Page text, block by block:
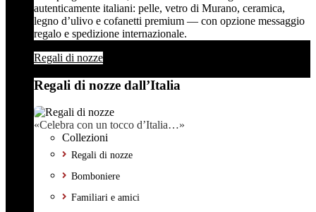
autenticamente italiani: pelle, vetro di Murano, ceramica,
legno d’ulivo e cofanetti premium — con opzione messaggio
regalo e spedizione internazionale.
Regali di nozze
Regali di nozze dall’Italia
«Celebra con un tocco d’Italia…»
Collezioni
Regali di nozze
Bomboniere
Familiari e amici